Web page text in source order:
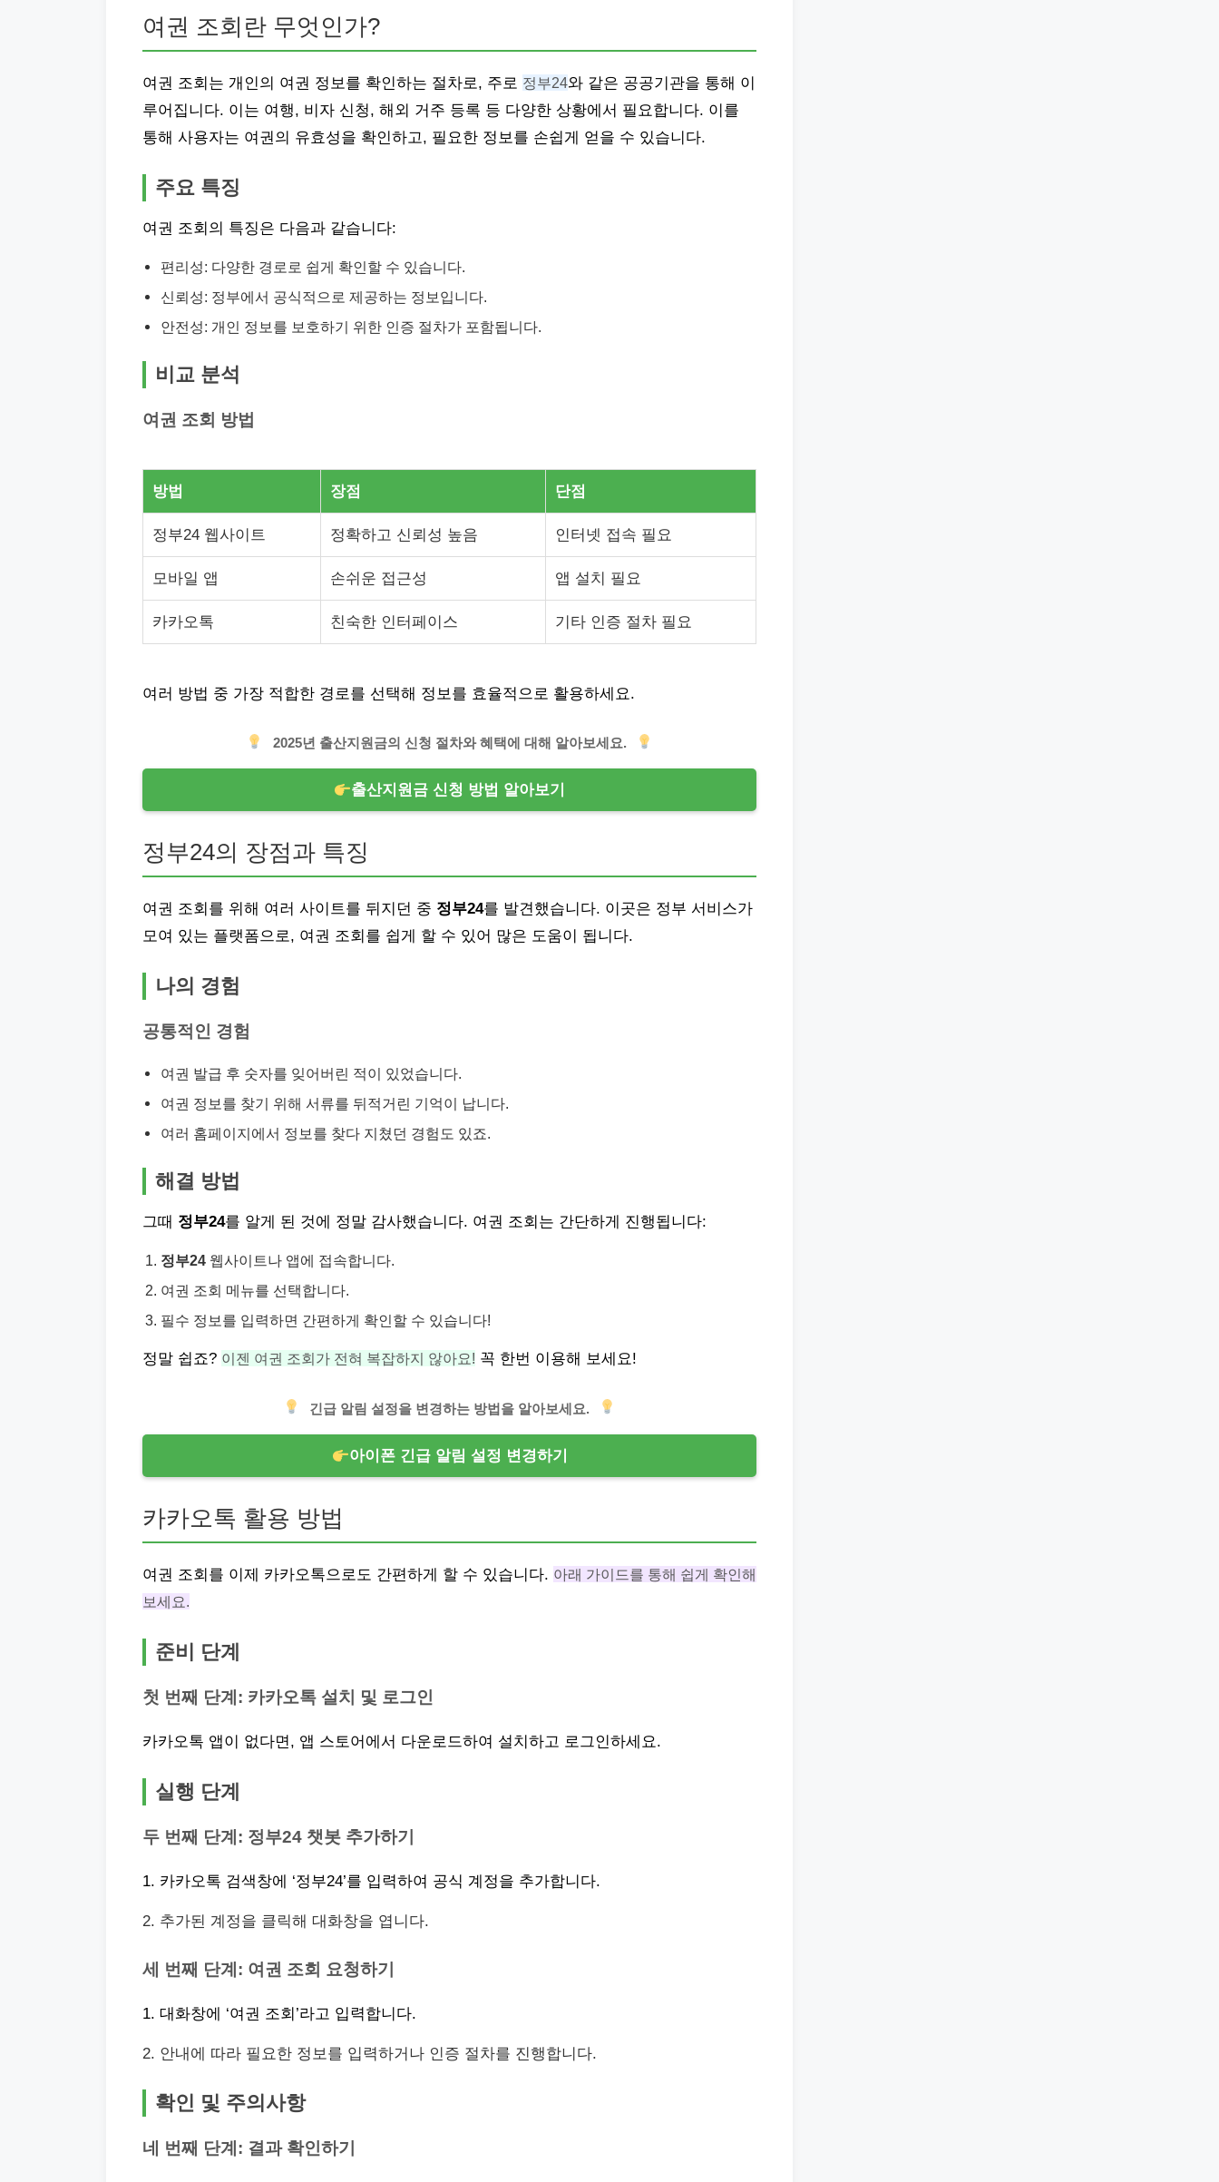
여권 조회란 무엇인가?
여권 조회는 개인의 여권 정보를 확인하는 절차로, 주로 정부24와 같은 공공기관을 통해 이
루어집니다. 이는 여행, 비자 신청, 해외 거주 등록 등 다양한 상황에서 필요합니다. 이를
통해 사용자는 여권의 유효성을 확인하고, 필요한 정보를 손쉽게 얻을 수 있습니다.
주요 특징
여권 조회의 특징은 다음과 같습니다:
편리성: 다양한 경로로 쉽게 확인할 수 있습니다.
신뢰성: 정부에서 공식적으로 제공하는 정보입니다.
안전성: 개인 정보를 보호하기 위한 인증 절차가 포함됩니다.
비교 분석
여권 조회 방법
방법 장점 단점
정부24 웹사이트 정확하고 신뢰성 높음 인터넷 접속 필요
모바일 앱 손쉬운 접근성 앱 설치 필요
카카오톡 친숙한 인터페이스 기타 인증 절차 필요
여러 방법 중 가장 적합한 경로를 선택해 정보를 효율적으로 활용하세요.
2025년 출산지원금의 신청 절차와 혜택에 대해 알아보세요.
출산지원금 신청 방법 알아보기
정부24의 장점과 특징
여권 조회를 위해 여러 사이트를 뒤지던 중 정부24를 발견했습니다. 이곳은 정부 서비스가
모여 있는 플랫폼으로, 여권 조회를 쉽게 할 수 있어 많은 도움이 됩니다.
나의 경험
공통적인 경험
여권 발급 후 숫자를 잊어버린 적이 있었습니다.
여권 정보를 찾기 위해 서류를 뒤적거린 기억이 납니다.
여러 홈페이지에서 정보를 찾다 지쳤던 경험도 있죠.
해결 방법
그때 정부24를 알게 된 것에 정말 감사했습니다. 여권 조회는 간단하게 진행됩니다:
정부24 웹사이트나 앱에 접속합니다.
여권 조회 메뉴를 선택합니다.
필수 정보를 입력하면 간편하게 확인할 수 있습니다!
정말 쉽죠? 이젠 여권 조회가 전혀 복잡하지 않아요! 꼭 한번 이용해 보세요!
긴급 알림 설정을 변경하는 방법을 알아보세요.
아이폰 긴급 알림 설정 변경하기
카카오톡 활용 방법
여권 조회를 이제 카카오톡으로도 간편하게 할 수 있습니다. 아래 가이드를 통해 쉽게 확인해
보세요.
준비 단계
첫 번째 단계: 카카오톡 설치 및 로그인
카카오톡 앱이 없다면, 앱 스토어에서 다운로드하여 설치하고 로그인하세요.
실행 단계
두 번째 단계: 정부24 챗봇 추가하기
1. 카카오톡 검색창에 ‘정부24’를 입력하여 공식 계정을 추가합니다.
2. 추가된 계정을 클릭해 대화창을 엽니다.
세 번째 단계: 여권 조회 요청하기
1. 대화창에 ‘여권 조회’라고 입력합니다.
2. 안내에 따라 필요한 정보를 입력하거나 인증 절차를 진행합니다.
확인 및 주의사항
네 번째 단계: 결과 확인하기